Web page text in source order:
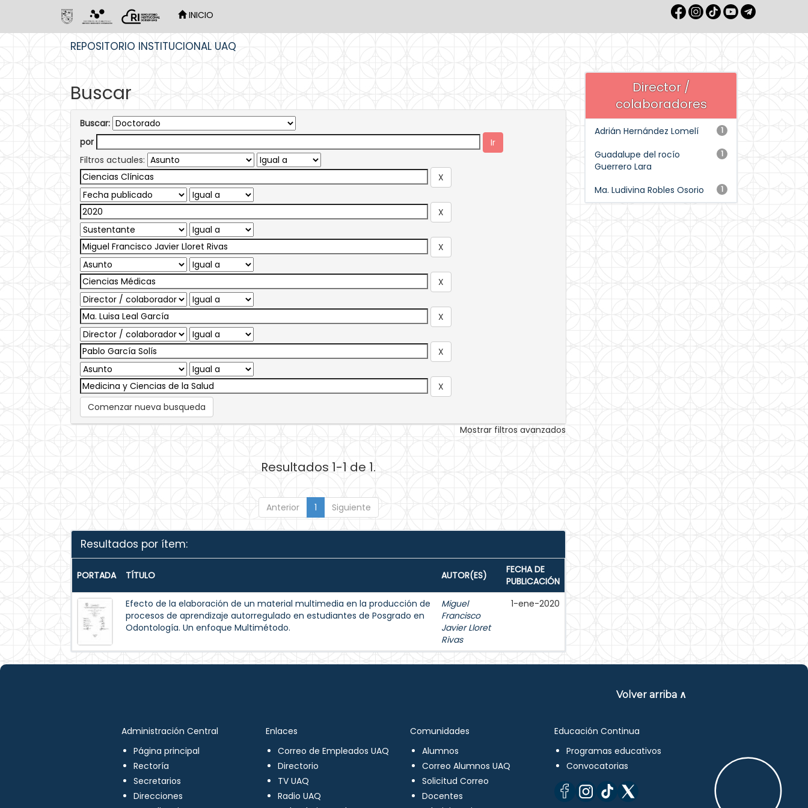
INICIO
REPOSITORIO INSTITUCIONAL UAQ
Buscar
Buscar:
por
Filtros actuales:
Comenzar nueva busqueda
Mostrar filtros avanzados
Resultados 1-1 de 1.
Anterior 1 Siguiente
Resultados por ítem:
PORTADA TÍTULO AUTOR(ES)
FECHA DE
PUBLICACIÓN
Efecto de la elaboración de un material multimedia en la producción de
procesos de aprendizaje autorregulado en estudiantes de Posgrado en
Odontología. Un enfoque Multimétodo.
Miguel
Francisco
Javier Lloret
Rivas
1-ene-2020
Director /
colaboradores
1
Adrián Hernández Lomelí
1
Guadalupe del rocío
Guerrero Lara
1
Ma. Ludivina Robles Osorio
Volver arriba ∧
Administración Central
Página principal
Rectoría
Secretarios
Direcciones
Enlaces
Correo de Empleados UAQ
Directorio
TV UAQ
Radio UAQ
Comunidades
Alumnos
Correo Alumnos UAQ
Solicitud Correo
Docentes
Educación Continua
Programas educativos
Convocatorias